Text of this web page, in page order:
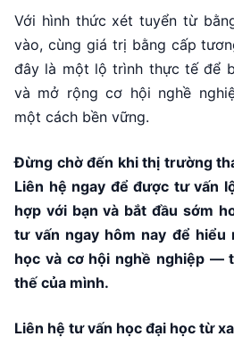
Với hình thức xét tuyển từ
vào, cùng giá trị bằng cấp
đây là một lộ trình thực tế để
và mở rộng cơ hội nghề
một cách bền vững.
Đừng chờ đến khi thị trường
Liên hệ ngay để được tư vấn
hợp với bạn và bắt đầu sớm
tư vấn ngay hôm nay để hiểu
học và cơ hội nghề nghiệp —
thế của mình.
Liên hệ tư vấn học đại học từ